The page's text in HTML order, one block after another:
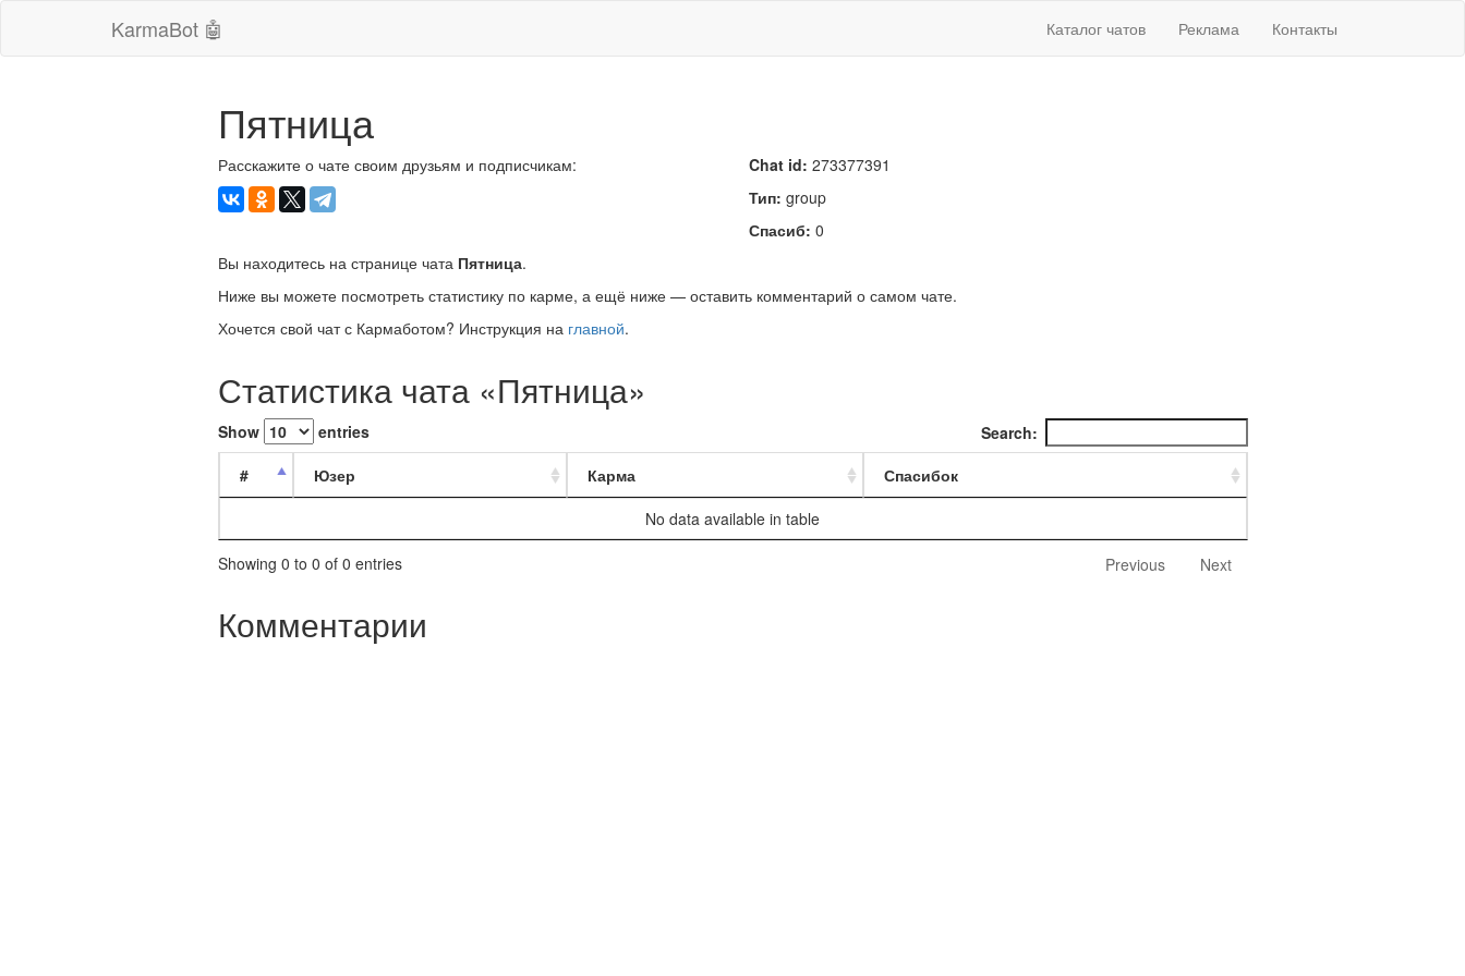
KarmaBot 🤖 Каталог чатов Реклама Контакты
Пятница
Расскажите о чате своим друзьям и подписчикам: Chat id: 273377391
Тип: group
Спасиб: 0
Вы находитесь на странице чата Пятница.
Ниже вы можете посмотреть статистику по карме, а ещё ниже — оставить комментарий о самом чате.
Хочется свой чат с Кармаботом? Инструкция на главной.
Статистика чата «Пятница»
Show entries
Search:
#
Юзер Карма
Спасибок
No data available in table
Showing 0 to 0 of 0 entries Previous Next
Комментарии